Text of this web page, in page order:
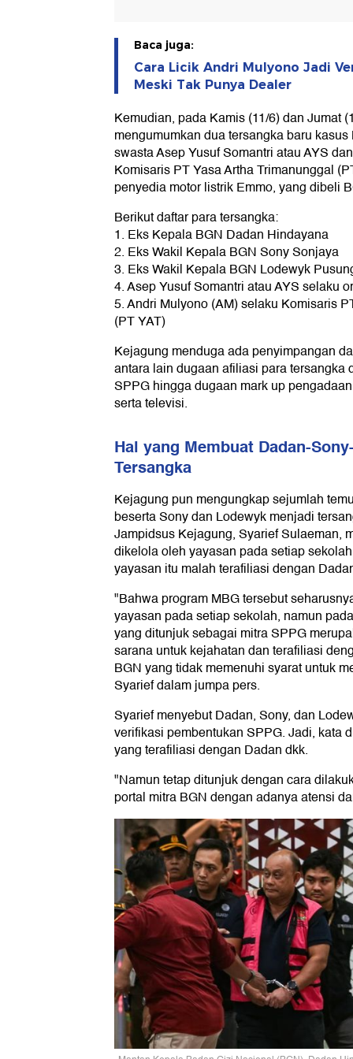
Baca juga:
Cara Licik Andri Mulyono Jadi
Meski Tak Punya Dealer
Kemudian, pada Kamis (11/6) dan Jumat
mengumumkan dua tersangka baru
swasta Asep Yusuf Somantri atau AYS
Komisaris PT Yasa Artha Trimanunggal
penyedia motor listrik Emmo, yang dibeli
Berikut daftar para tersangka:
1. Eks Kepala BGN Dadan Hindayana
2. Eks Wakil Kepala BGN Sony Sonjaya
3. Eks Wakil Kepala BGN Lodewyk
4. Asep Yusuf Somantri atau AYS selaku
5. Andri Mulyono (AM) selaku Komisaris
(PT YAT)
Kejagung menduga ada penyimpangan
antara lain dugaan afiliasi para tersangka
SPPG hingga dugaan mark up
serta televisi.
Hal yang Membuat Dadan-
Tersangka
Kejagung pun mengungkap sejumlah
beserta Sony dan Lodewyk menjadi
Jampidsus Kejagung, Syarief Sulaeman,
dikelola oleh yayasan pada setiap
yayasan itu malah terafiliasi dengan
"Bahwa program MBG tersebut
yayasan pada setiap sekolah, namun
yang ditunjuk sebagai mitra SPPG
sarana untuk kejahatan dan terafiliasi
BGN yang tidak memenuhi syarat untuk
Syarief dalam jumpa pers.
Syarief menyebut Dadan, Sony, dan
verifikasi pembentukan SPPG. Jadi, kata
yang terafiliasi dengan Dadan dkk.
"Namun tetap ditunjuk dengan cara
portal mitra BGN dengan adanya atensi